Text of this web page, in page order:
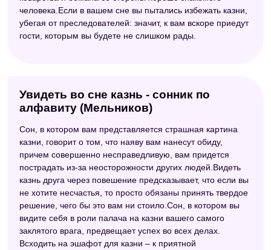
человека.Если в вашем сне вы пытались избежать казни,
убегая от преследователей: значит, к вам вскоре приедут
гости, которым вы будете не слишком рады.
Увидеть во сне казнь - сонник по
алфавиту (Мельников)
Сон, в котором вам представляется страшная картина
казни, говорит о том, что наяву вам нанесут обиду,
причем совершенно несправедливую, вам придется
пострадать из-за неосторожности других людей.Видеть
казнь друга через повешение предсказывает, что если вы
не хотите несчастья, то просто обязаны принять твердое
решение, чего бы это вам ни стоило.Сон, в котором вы
видите себя в роли палача на казни вашего самого
заклятого врага, предвещает успех во всех делах.
Всходить на эшафот для казни – к приятной